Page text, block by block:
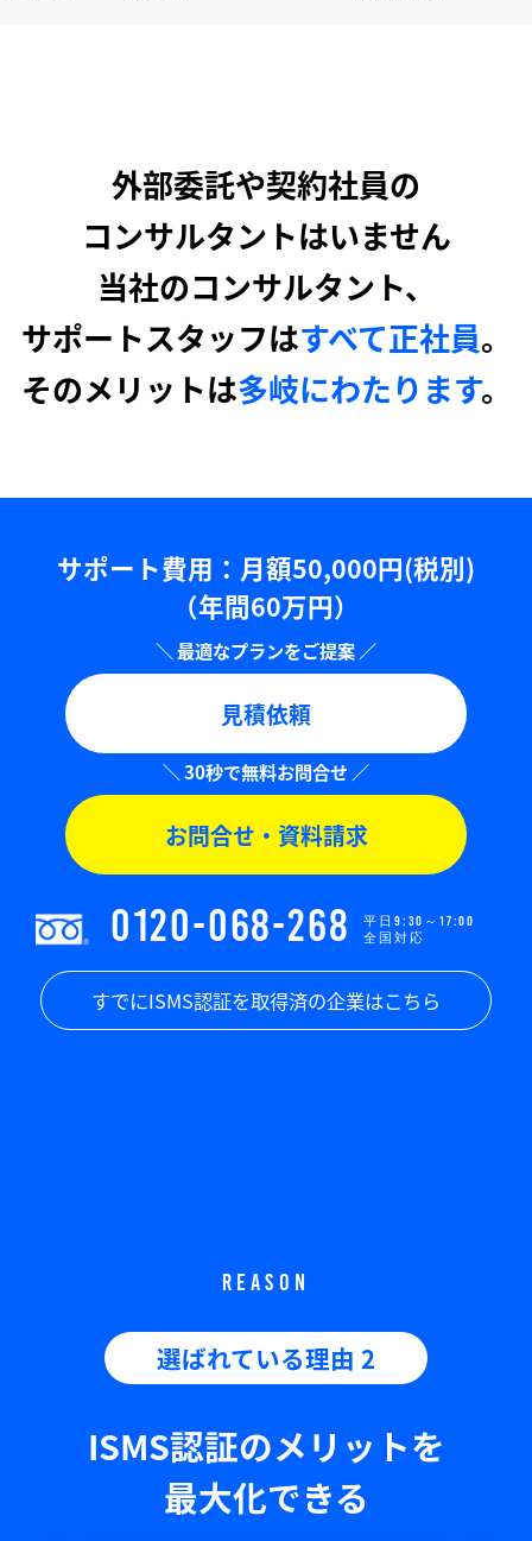
外部委託や契約社員の
コンサルタントはいません
当社のコンサルタント、
サポートスタッフはすべて正社員。
そのメリットは多岐にわたります。
サポート費用：⽉額50,000円(税別)
（年間60万円）
見積依頼
お問合せ・資料請求
0120-068-268
平日9:30～17:00
全国対応
すでにISMS認証を取得済の企業はこちら
REASON
選ばれている理由 2
ISMS認証のメリットを
最大化できる